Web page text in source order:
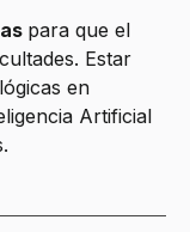
para que el
Estar
en
Artificial